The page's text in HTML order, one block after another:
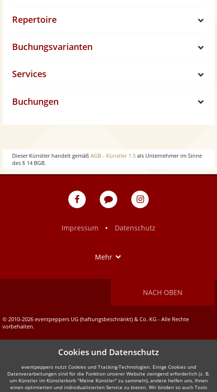
Duo Hörprobe - No Digitty
Duo Live Trauung - Heute, Morgen, Übermorgen 2020
Repertoire
Buchungsvarianten
Services
Buchungen
Dieser Künstler handelt gemäß AGB - Künstler 1.5 als Unternehmer im Sinne
des § 14 BGB.
eventpeppers
Blog
eventpeppers
Impressum
• Datenschutz
Mehr
NACH OBEN
© 2010-2026 eventpeppers UG (haftungsbeschränkt) & Co. KG - Alle Rechte
vorbehalten.
Cookies und Datenschutz
eventpeppers nutzt Cookies und Tracking-Technologien. Einige Cookies und
Datenverarbeitungen sind für die Funktion unserer Website zwingend erforderlich (z. B.
um Künstler im Künstlerkorb "Meine Künstler" zu sammeln), andere helfen uns, Ihnen
einen optimierten und individualisierten Service zu bieten. Wir binden so auch Tools